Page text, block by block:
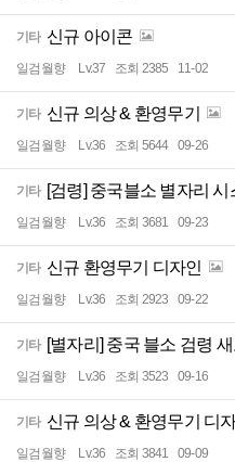
기타 신규 아이콘
일검월향 Lv.37 조회 2385 11-02
기타 신규 의상 & 환영무기
일검월향 Lv.36 조회 5644 09-26
기타 [검령] 중국블소 별자리 시
일검월향 Lv.36 조회 3681 09-23
기타 신규 환영무기 디자인
일검월향 Lv.36 조회 2923 09-22
기타 [별자리] 중국 블소 검령
일검월향 Lv.36 조회 3523 09-16
기타 신규 의상 & 환영무기 디
일검월향 Lv.36 조회 3841 09-09